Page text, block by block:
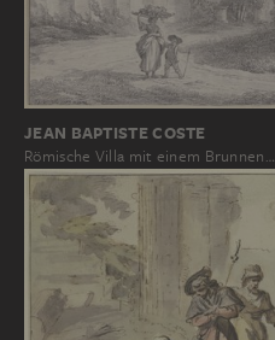
JEAN BAPTISTE COSTE
Römische Villa mit einem Brunnen…